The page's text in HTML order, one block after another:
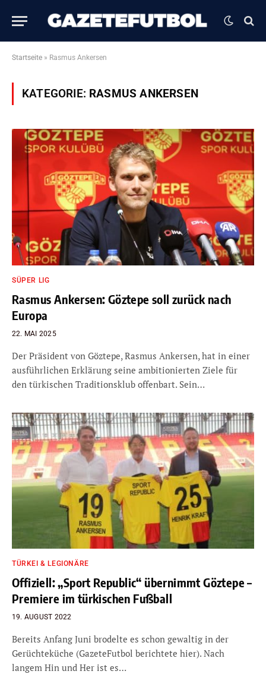
Startseite » Rasmus Ankersen
KATEGORIE: RASMUS ANKERSEN
SÜPER LIG
Rasmus Ankersen: Göztepe soll zurück nach
Europa
22. MAI 2025
Der Präsident von Göztepe, Rasmus Ankersen, hat in einer
ausführlichen Erklärung seine ambitionierten Ziele für
den türkischen Traditionsklub offenbart. Sein…
TÜRKEI & LEGIONÄRE
Offiziell: „Sport Republic“ übernimmt Göztepe –
Premiere im türkischen Fußball
19. AUGUST 2022
Bereits Anfang Juni brodelte es schon gewaltig in der
Gerüchteküche (GazeteFutbol berichtete hier). Nach
langem Hin und Her ist es…